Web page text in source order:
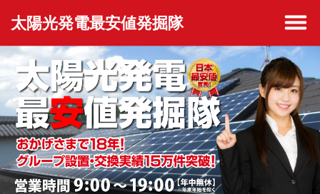
太陽光発電最安値発掘隊